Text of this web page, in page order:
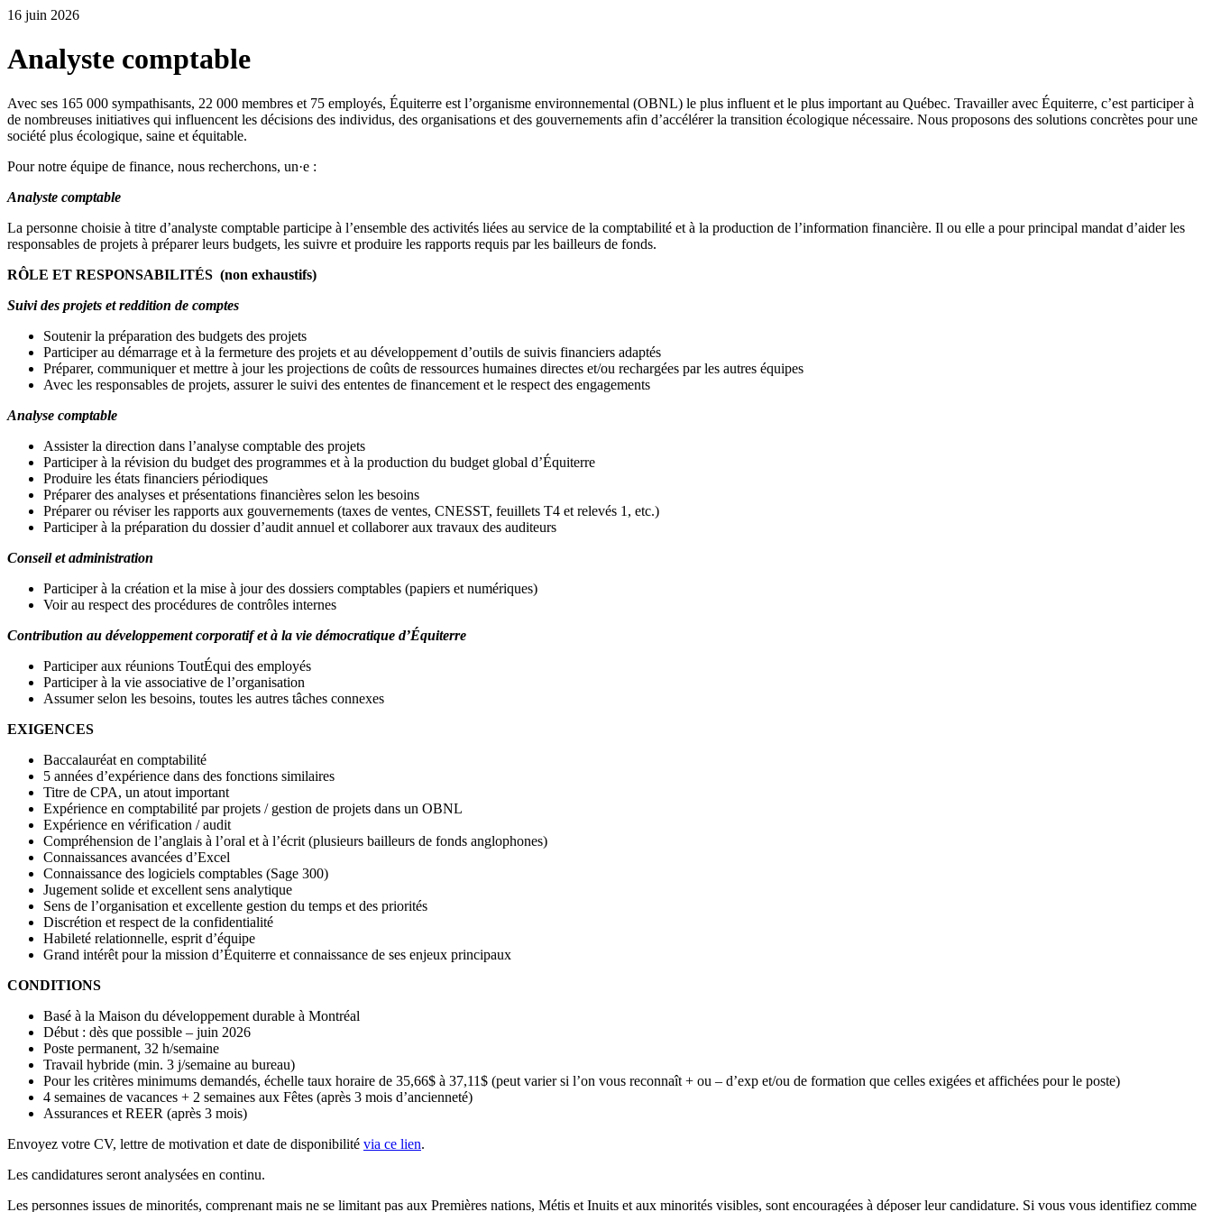
16 juin 2026
Analyste comptable
Avec ses 165 000 sympathisants, 22 000 membres et 75 employés, Équiterre est l’organisme environnemental (OBNL) le plus influent et le plus important au Québec. Travailler avec Équiterre, c’est participer à
de nombreuses initiatives qui influencent les décisions des individus, des organisations et des gouvernements afin d’accélérer la transition écologique nécessaire. Nous proposons des solutions concrètes pour une
société plus écologique, saine et équitable.
Pour notre équipe de finance, nous recherchons, un·e :
Analyste comptable
La personne choisie à titre d’analyste comptable participe à l’ensemble des activités liées au service de la comptabilité et à la production de l’information financière. Il ou elle a pour principal mandat d’aider les
responsables de projets à préparer leurs budgets, les suivre et produire les rapports requis par les bailleurs de fonds.
RÔLE ET RESPONSABILITÉS (non exhaustifs)
Suivi des projets et reddition de comptes
Soutenir la préparation des budgets des projets
Participer au démarrage et à la fermeture des projets et au développement d’outils de suivis financiers adaptés
Préparer, communiquer et mettre à jour les projections de coûts de ressources humaines directes et/ou rechargées par les autres équipes
Avec les responsables de projets, assurer le suivi des ententes de financement et le respect des engagements
Analyse comptable
Assister la direction dans l’analyse comptable des projets
Participer à la révision du budget des programmes et à la production du budget global d’Équiterre
Produire les états financiers périodiques
Préparer des analyses et présentations financières selon les besoins
Préparer ou réviser les rapports aux gouvernements (taxes de ventes, CNESST, feuillets T4 et relevés 1, etc.)
Participer à la préparation du dossier d’audit annuel et collaborer aux travaux des auditeurs
Conseil et administration
Participer à la création et la mise à jour des dossiers comptables (papiers et numériques)
Voir au respect des procédures de contrôles internes
Contribution au développement corporatif et à la vie démocratique d’Équiterre
Participer aux réunions ToutÉqui des employés
Participer à la vie associative de l’organisation
Assumer selon les besoins, toutes les autres tâches connexes
EXIGENCES
Baccalauréat en comptabilité
5 années d’expérience dans des fonctions similaires
Titre de CPA, un atout important
Expérience en comptabilité par projets / gestion de projets dans un OBNL
Expérience en vérification / audit
Compréhension de l’anglais à l’oral et à l’écrit (plusieurs bailleurs de fonds anglophones)
Connaissances avancées d’Excel
Connaissance des logiciels comptables (Sage 300)
Jugement solide et excellent sens analytique
Sens de l’organisation et excellente gestion du temps et des priorités
Discrétion et respect de la confidentialité
Habileté relationnelle, esprit d’équipe
Grand intérêt pour la mission d’Équiterre et connaissance de ses enjeux principaux
CONDITIONS
Basé à la Maison du développement durable à Montréal
Début : dès que possible – juin 2026
Poste permanent, 32 h/semaine
Travail hybride (min. 3 j/semaine au bureau)
Pour les critères minimums demandés, échelle taux horaire de 35,66$ à 37,11$ (peut varier si l’on vous reconnaît + ou – d’exp et/ou de formation que celles exigées et affichées pour le poste)
4 semaines de vacances + 2 semaines aux Fêtes (après 3 mois d’ancienneté)
Assurances et REER (après 3 mois)
Envoyez votre CV, lettre de motivation et date de disponibilité via ce lien.
Les candidatures seront analysées en continu.
Les personnes issues de minorités, comprenant mais ne se limitant pas aux Premières nations, Métis et Inuits et aux minorités visibles, sont encouragées à déposer leur candidature. Si vous vous identifiez comme